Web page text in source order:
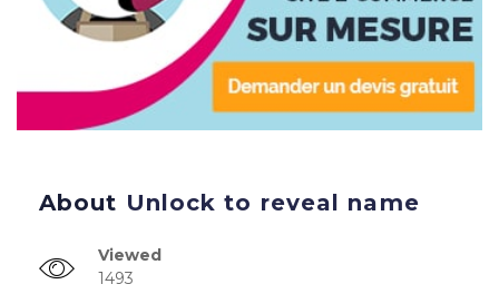
About Unlock to reveal name
Viewed
1493